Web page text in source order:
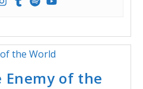
Enemy of the